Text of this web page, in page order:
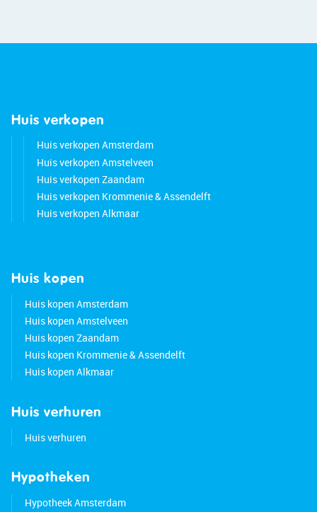
• Property subject to a ground lease, the rent is
Huis verkopen
Huis verkopen Amsterdam
Huis verkopen Amstelveen
Huis verkopen Zaandam
Huis verkopen Krommenie & Assendelft
Huis verkopen Alkmaar
Huis kopen
Huis kopen Amsterdam
Huis kopen Amstelveen
Huis kopen Zaandam
Huis kopen Krommenie & Assendelft
Huis kopen Alkmaar
Huis verhuren
Huis verhuren
Hypotheken
Hypotheek Amsterdam